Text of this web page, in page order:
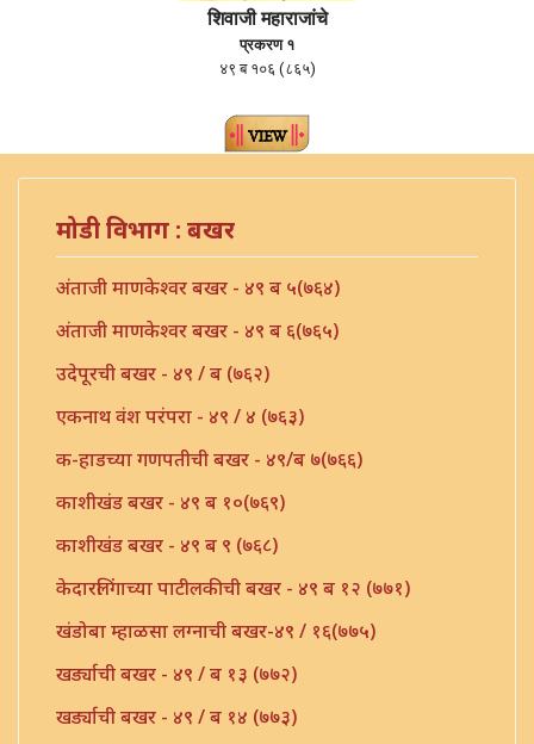
शिवाजी महाराजांचे
प्रकरण १
४९ ब १०६ (८६५)
मोडी विभाग : बखर
अंताजी माणकेश्वर बखर - ४९ ब ५(७६४)
अंताजी माणकेश्वर बखर - ४९ ब ६(७६५)
उदेपूरची बखर - ४९ / ब (७६२)
एकनाथ वंश परंपरा - ४९ / ४ (७६३)
क-हाडच्या गणपतीची बखर - ४९/ब ७(७६६)
काशीखंड बखर - ४९ ब १०(७६९)
काशीखंड बखर - ४९ ब ९ (७६८)
केदारलिंगाच्या पाटीलकीची बखर - ४९ ब १२ (७७१)
खंडोबा म्हाळसा लग्नाची बखर-४९ / १६(७७५)
खर्ड्याची बखर - ४९ / ब १३ (७७२)
खर्ड्याची बखर - ४९ / ब १४ (७७३)